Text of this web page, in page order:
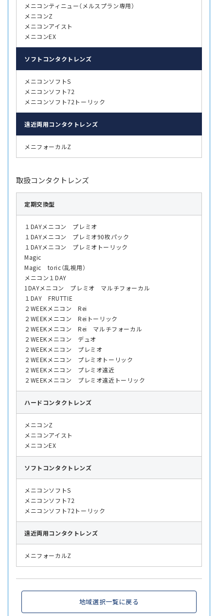
メニコンティニュー（メルスプラン専用）
メニコンZ
メニコンアイスト
メニコンEX
ソフト コンタクトレンズ
メニコンソフトS
メニコンソフト72
メニコンソフト72トーリック
遠近両用コンタクトレンズ
メニフォーカルZ
取扱コンタクトレンズ
定期交換型
１DAYメニコン プレミオ
１DAYメニコン プレミオ90枚パック
１DAYメニコン プレミオトーリック
Magic
Magic toric（乱視用）
メニコン１DAY
1DAYメニコン プレミオ マルチフォーカル
１DAY FRUTTIE
２WEEKメニコン Rei
２WEEKメニコン Reiトーリック
２WEEKメニコン Rei マルチフォーカル
２WEEKメニコン デュオ
２WEEKメニコン プレミオ
２WEEKメニコン プレミオトーリック
２WEEKメニコン プレミオ遠近
２WEEKメニコン プレミオ遠近トーリック
ハード コンタクトレンズ
メニコンZ
メニコンアイスト
メニコンEX
ソフト コンタクトレンズ
メニコンソフトS
メニコンソフト72
メニコンソフト72トーリック
遠近両用コンタクトレンズ
メニフォーカルZ
地域選択一覧に戻る